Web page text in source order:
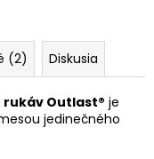
(2) Diskusia
Outlast® je
jedinečného